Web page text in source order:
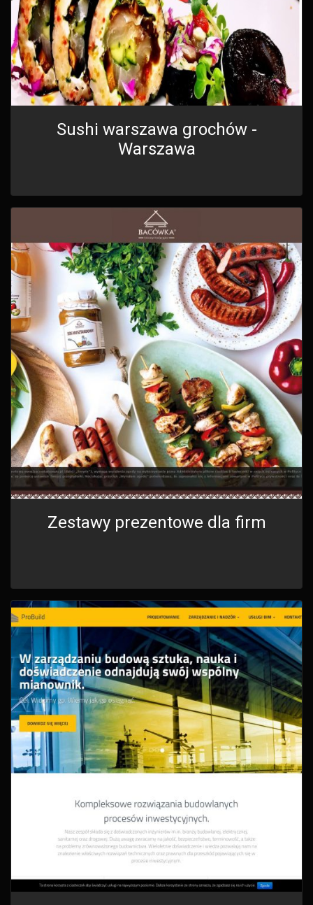
Sushi warszawa grochów -
Warszawa
Zestawy prezentowe dla firm